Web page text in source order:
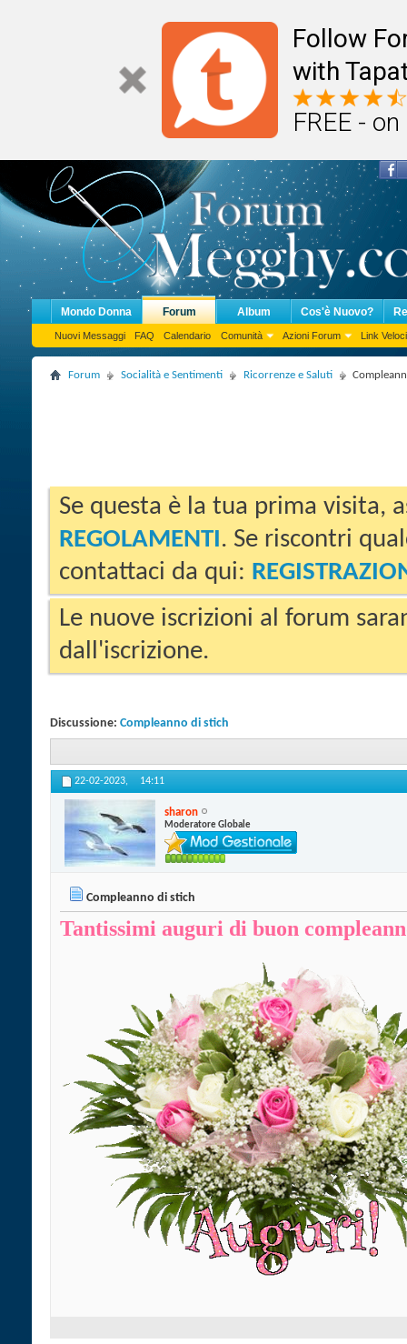
Follow
with
FREE -
Mondo Donna Forum
Nuovi Messaggi FAQ Calendario Comunità Azioni Forum Link Veloci
Album Cos'è Nuovo?
Forum Socialità e Sentimenti Ricorrenze e Saluti
Se questa è la tua prima visita,
REGOLAMENTI. Se riscontri
contattaci da qui:
Le nuove iscrizioni al forum
dall'iscrizione.
Discussione: Compleanno di stich
22-02-2023, 14:11
sharon
Moderatore Globale
Compleanno di stich
Tantissimi auguri di buon